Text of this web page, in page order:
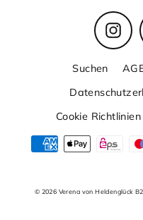
Suchen
Cookie Richtlinien
© 2026 Verena von Heldenglück